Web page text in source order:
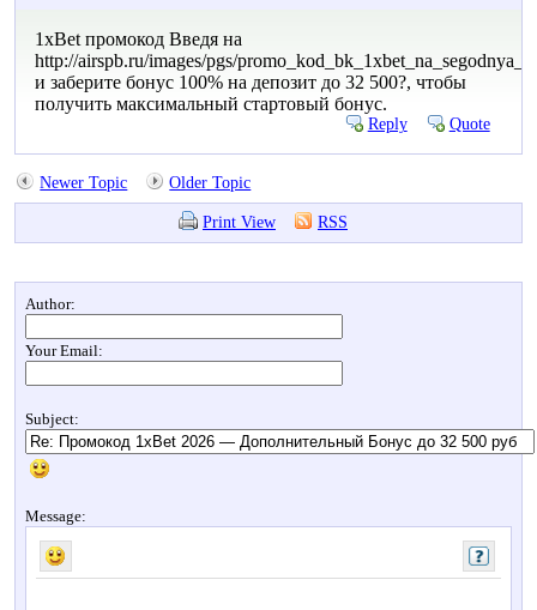
1xBet промокод Введя на
http://airspb.ru/images/pgs/
и заберите бонус 100% на депозит до 32 500?, чтобы
получить максимальный стартовый бонус.
Reply Quote
Newer Topic Older Topic
Print View RSS
Author:
Your Email:
Subject:
Message: